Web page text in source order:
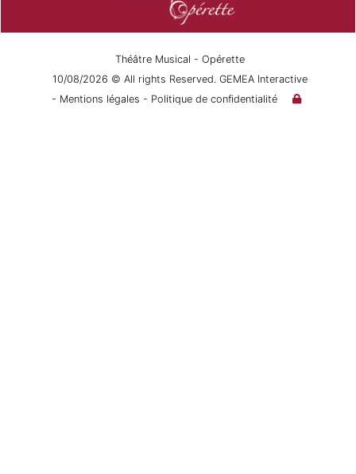
Théâtre Musical - Opérette
10/08/2026 © All rights Reserved. GEMEA Interactive
- Mentions légales - Politique de confidentialité